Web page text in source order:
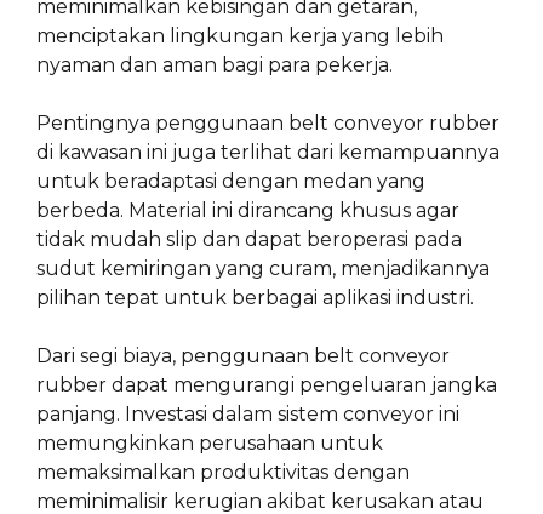
meminimalkan kebisingan dan getaran,
menciptakan lingkungan kerja yang lebih
nyaman dan aman bagi para pekerja.
Pentingnya penggunaan belt conveyor rubber
di kawasan ini juga terlihat dari kemampuannya
untuk beradaptasi dengan medan yang
berbeda. Material ini dirancang khusus agar
tidak mudah slip dan dapat beroperasi pada
sudut kemiringan yang curam, menjadikannya
pilihan tepat untuk berbagai aplikasi industri.
Dari segi biaya, penggunaan belt conveyor
rubber dapat mengurangi pengeluaran jangka
panjang. Investasi dalam sistem conveyor ini
memungkinkan perusahaan untuk
memaksimalkan produktivitas dengan
meminimalisir kerugian akibat kerusakan atau